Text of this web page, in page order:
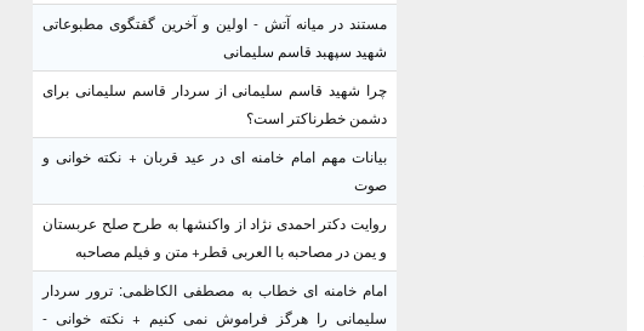
مستند در میانه آتش - اولین و آخرین گفتگوی مطبوعاتی
شهید سپهبد قاسم سلیمانی
چرا شهید قاسم سلیمانی از سردار قاسم سلیمانی برای
دشمن خطرناکتر است؟
بیانات مهم امام خامنه ای در عید قربان + نکته خوانی و
صوت
روایت دکتر احمدی نژاد از واکنشها به طرح صلح عربستان
و یمن در مصاحبه با العربی قطر+ متن و فیلم مصاحبه
امام خامنه ای خطاب به مصطفی الکاظمی: ترور سردار
سلیمانی را هرگز فراموش نمی کنیم + نکته خوانی -